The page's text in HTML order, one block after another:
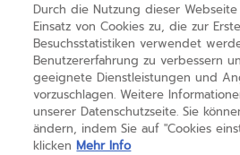
HILFE
ÜBER UNS
Durch die Nutzung dieser Webseite
Einsatz von Cookies zu, die zur
Besuchsstatistiken verwendet
Benutzererfahrung zu verbessern
geeignete Dienstleistungen und
vorzuschlagen. Weitere
unserer Datenschutzseite. Sie
ändern, indem Sie auf "Cookies
klicken Mehr Info